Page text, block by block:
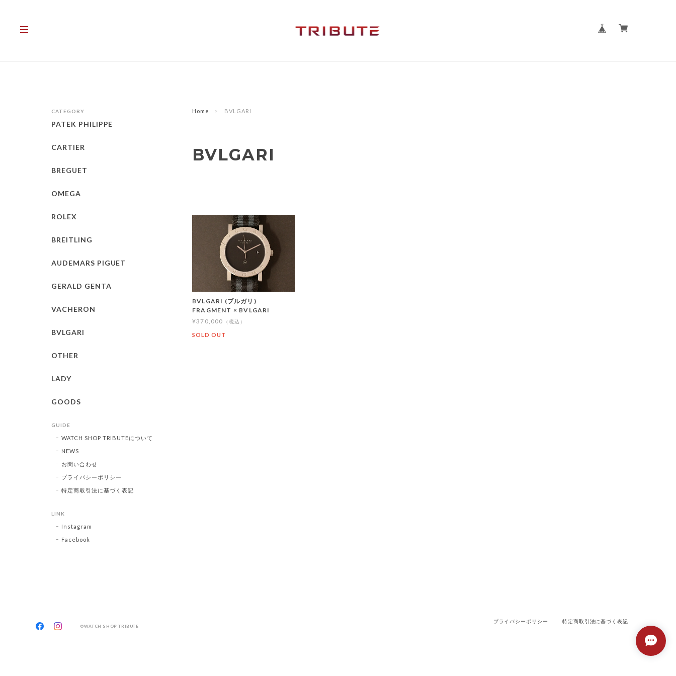
Home BVLGARI
BVLGARI
BVLGARI (ブルガリ)
FRAGMENT × BVLGARI
¥370,000
SOLD OUT
CATEGORY
PATEK PHILIPPE
CARTIER
BREGUET
OMEGA
ROLEX
BREITLING
AUDEMARS PIGUET
GERALD GENTA
VACHERON
BVLGARI
OTHER
LADY
GOODS
GUIDE
WATCH SHOP TRIBUTEについて
NEWS
お問い合わせ
プライバシーポリシー
特定商取引法に基づく表記
LINK
Instagram
Facebook
プライバシーポリシー 特定商取引法に基づく表記
©WATCH SHOP TRIBUTE